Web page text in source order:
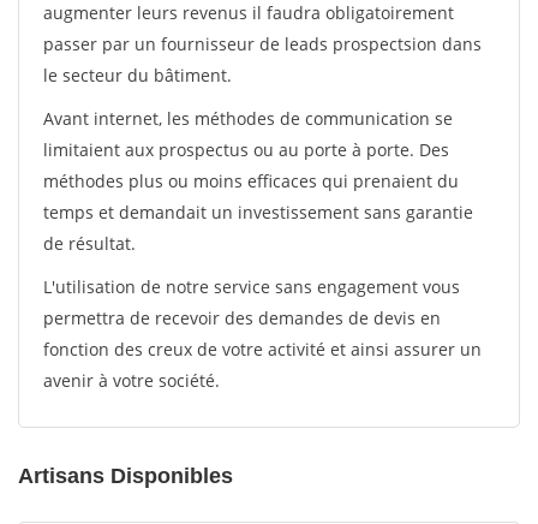
augmenter leurs revenus il faudra obligatoirement
passer par un fournisseur de leads prospectsion dans
le secteur du bâtiment.
Avant internet, les méthodes de communication se
limitaient aux prospectus ou au porte à porte. Des
méthodes plus ou moins efficaces qui prenaient du
temps et demandait un investissement sans garantie
de résultat.
L'utilisation de notre service sans engagement vous
permettra de recevoir des demandes de devis en
fonction des creux de votre activité et ainsi assurer un
avenir à votre société.
Artisans Disponibles